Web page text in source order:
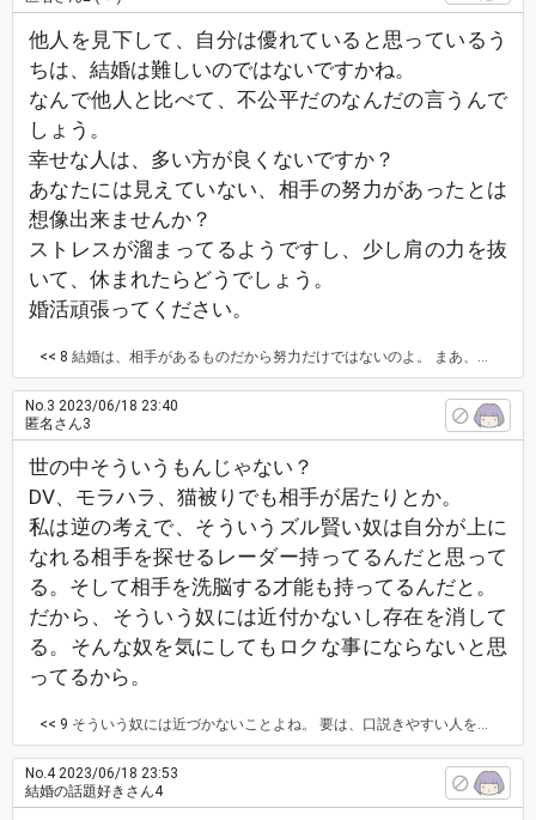
他人を見下して、自分は優れていると思っているう
ちは、結婚は難しいのではないですかね。
なんで他人と比べて、不公平だのなんだの言うんで
しょう。
幸せな人は、多い方が良くないですか？
あなたには見えていない、相手の努力があったとは
想像出来ませんか？
ストレスが溜まってるようですし、少し肩の力を抜
いて、休まれたらどうでしょう。
婚活頑張ってください。
<< 8 結婚は、相手があるものだから努力だけではないのよ。 まあ、相手を丸め込める努力はあったのかもしれんが笑
No.3 2023/06/18 23:40
匿名さん3
世の中そういうもんじゃない？
DV、モラハラ、猫被りでも相手が居たりとか。
私は逆の考えで、そういうズル賢い奴は自分が上に
なれる相手を探せるレーダー持ってるんだと思って
る。そして相手を洗脳する才能も持ってるんだと。
だから、そういう奴には近付かないし存在を消して
る。そんな奴を気にしてもロクな事にならないと思
ってるから。
<< 9 そういう奴には近づかないことよね。 要は、口説きやすい人をかぎわけ洗脳してるってこと？ 結婚相手は丸め込みやすい人を選んでるのかな。 たとえてみたら宗教の勧誘と同じようなかんじで。
No.42023/06/18 23:53
結婚の話題好きさん4